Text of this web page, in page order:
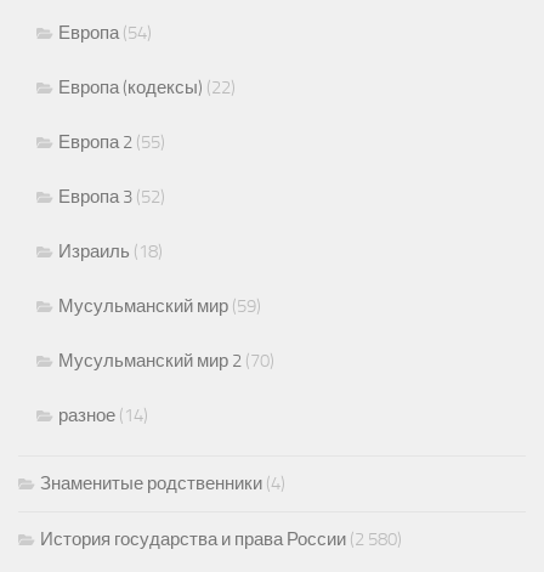
Европа(54)
Европа (кодексы) (22)
Европа 2 (55)
Европа 3 (52)
Израиль (18)
Мусульманский мир (59)
Мусульманский мир 2 (70)
разное (14)
Знаменитые родственники (4)
История государства и права России (2 580)